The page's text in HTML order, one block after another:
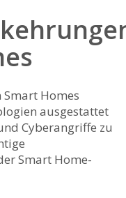
Homes
ausgestattet
Cyberangriffe zu
Smart ​Home-